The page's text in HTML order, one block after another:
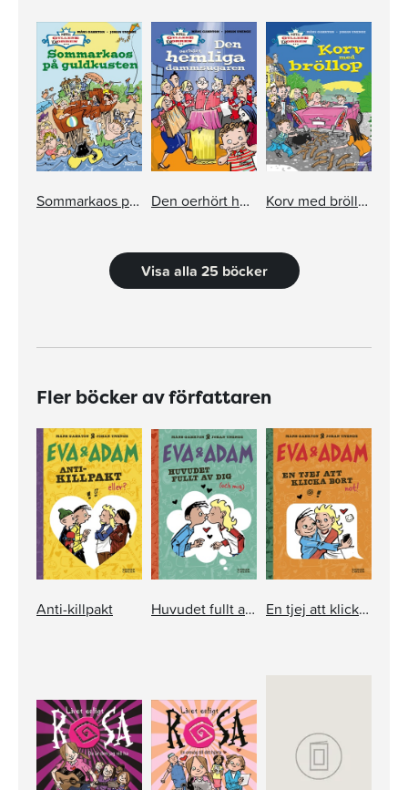
Sommarkaos på Guldkusten Den oerhört hemliga dammsugaren Korv med bröllop
Visa alla 25 böcker
Fler böcker av författaren
Anti-killpakt Huvudet fullt av dig En tjej att klicka bort